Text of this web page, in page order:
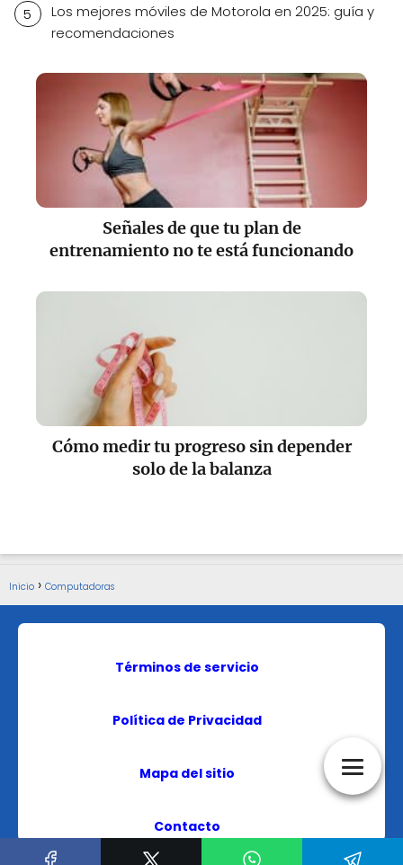
Los mejores móviles de Motorola en 2025: guía y
recomendaciones
Señales de que tu plan de
entrenamiento no te está funcionando
Cómo medir tu progreso sin depender
solo de la balanza
Inicio Computadoras
Términos de servicio
Política de Privacidad
Mapa del sitio
Contacto